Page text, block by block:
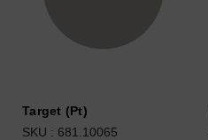
Target (Pt)
SKU : 681.10065